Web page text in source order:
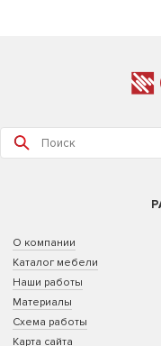
О компании
Каталог мебели
Наши работы
Материалы
Схема работы
Карта сайта